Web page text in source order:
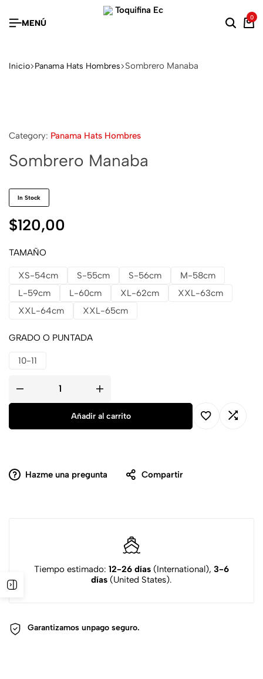
MENÚ
0
Inicio Panama Hats Hombres Sombrero Manaba
Category: Panama Hats Hombres
Sombrero Manaba
In Stock
$120,00
TAMAÑO
XS-54cm S-55cm S-56cm
M-58cm
L-59cm
L-60cm XL-62cm
XXL-63cm
XXL-64cm
XXL-65cm
GRADO O PUNTADA
10-11
Añadir al carrito
Hazme una pregunta Compartir
Tiempo estimado: 12-26 días (International), 3-6
días (United States).
Garantizamos unpago seguro.